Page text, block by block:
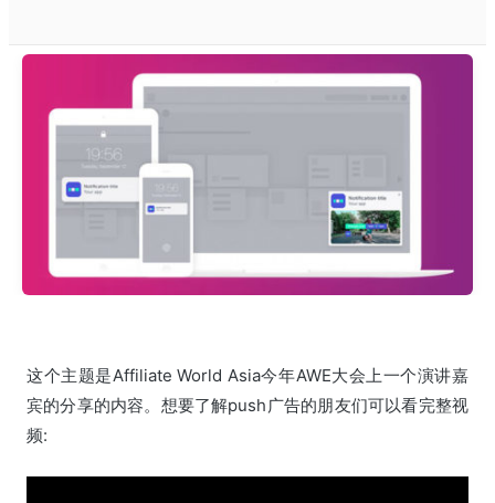
这个主题是Affiliate World Asia今年AWE大会上一个演讲嘉
宾的分享的内容。想要了解push广告的朋友们可以看完整视
频: